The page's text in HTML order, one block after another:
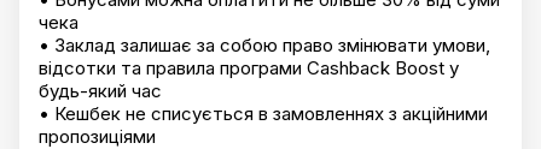
чека
• Заклад залишає за собою право змінювати умови,
відсотки та правила програми Cashback Boost у
будь-який час
• Кешбек не списується в замовленнях з акційними
пропозиціями